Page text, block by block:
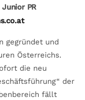
PR
gegründet und
Österreichs.
die neu
der
fällt